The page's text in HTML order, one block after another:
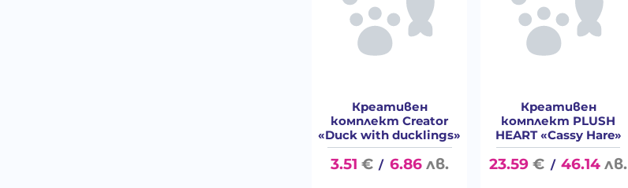
Креативен
комплект Creator
«Duck with ducklings»
3.51 € / 6.86 лв.
Креативен
комплект PLUSH
HEART «Cassy Hare»
23.59 € / 46.14 лв.